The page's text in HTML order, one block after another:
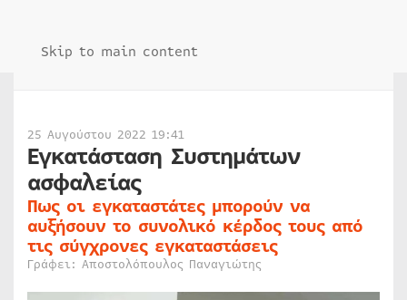
Skip to main content
25 Αυγούστου 2022 19:41
Εγκατάσταση Συστημάτων
ασφαλείας
Πως οι εγκαταστάτες μπορούν να
αυξήσουν το συνολικό κέρδος τους από
τις σύγχρονες εγκαταστάσεις
Γράφει: Αποστολόπουλος Παναγιώτης